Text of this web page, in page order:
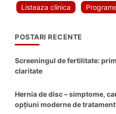
Listeaza clinica
POSTARI RECENTE
Screeningul de fertilitate:
claritate
Hernia de disc – simptome,
opțiuni moderne de tratament